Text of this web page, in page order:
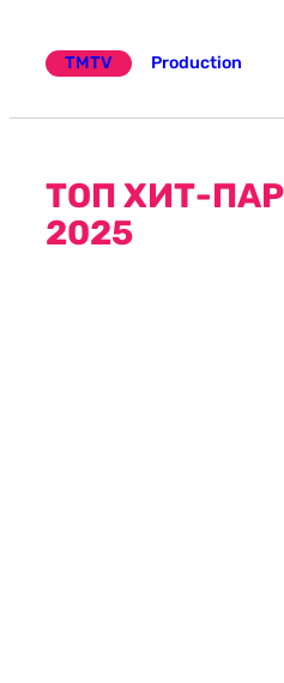
TMTV
Production
ТОП ХИТ-
2025